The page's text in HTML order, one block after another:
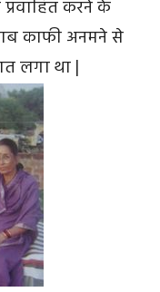
करने के
काफी अनमने से
लगा था |